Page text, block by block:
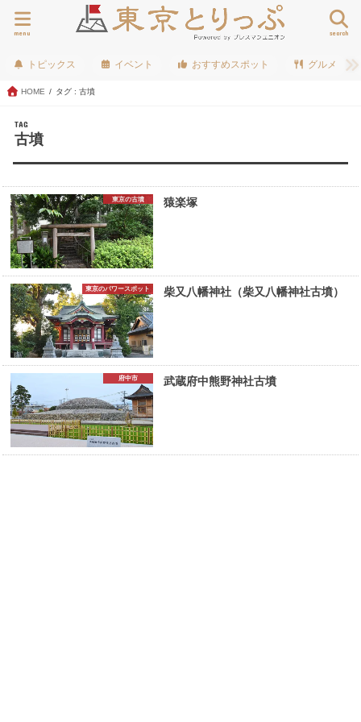
search
menu
トピックス イベント おすすめスポット グルメ
HOME タグ : 古墳
TAG
古墳
東京の古墳 猿楽塚
東京のパワースポット 柴又八幡神社（柴又八幡神社古墳）
府中市 武蔵府中熊野神社古墳